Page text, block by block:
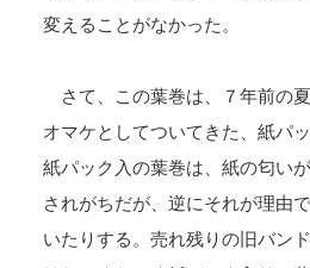
変えることがなかった。
さて、この葉巻は、７年前の
オマケとしてついてきた、紙パ
紙パック入の葉巻は、紙の匂い
されがちだが、逆にそれが理由
いたりする。売れ残りの旧バン